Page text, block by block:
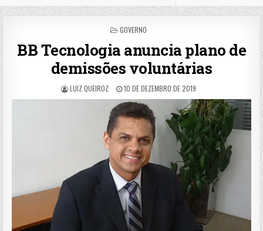
POSTED
GOVERNO
BB Tecnologia anuncia plano de
demissões voluntárias
LUIZ QUEIROZ 10 DE DEZEMBRO DE 2019